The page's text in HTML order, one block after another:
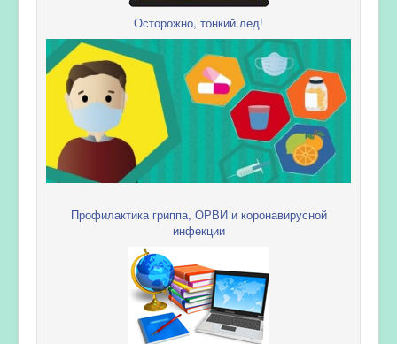
Осторожно, тонкий лед!
Профилактика гриппа, ОРВИ и коронавирусной
инфекции